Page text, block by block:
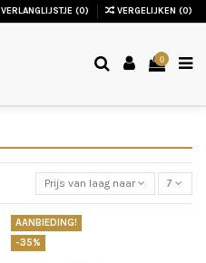
VERLANGLIJSTJE (0) VERGELIJKEN (0)
0
Prijs van laag naar hoog 7
AANBIEDING!
-35%